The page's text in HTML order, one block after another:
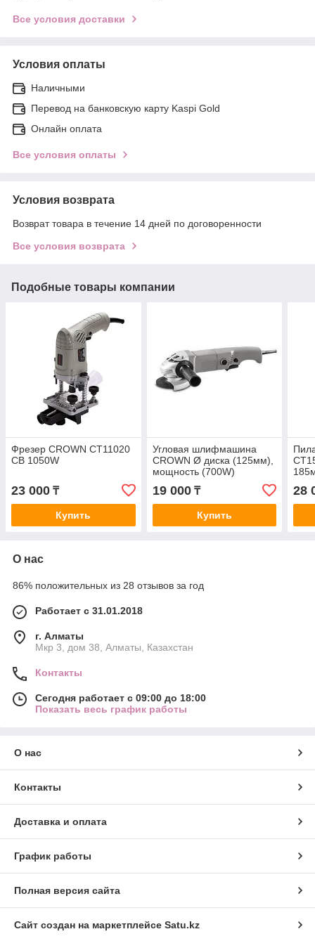
Все условия доставки
Условия оплаты
Наличными
Перевод на банковскую карту Kaspi Gold
Онлайн оплата
Все условия оплаты
Условия возврата
Возврат товара в течение 14 дней по договоренности
Все условия возврата
Подобные товары компании
Фрезер CROWN CT11020
CB 1050W
23 000 ₸
Купить
Угловая шлифмашина
CROWN Ø диска (125мм),
мощность (700W)
19 000₸
Купить
28
О нас
86% положительных из 28 отзывов за год
Работает с 31.01.2018
г. Алматы
Мкр 3, дом 38, Алматы, Казахстан
Контакты
Сегодня работает с 09:00 до 18:00
Показать весь график работы
О нас
Контакты
Доставка и оплата
График работы
Полная версия сайта
Сайт создан на маркетплейсе Satu.kz